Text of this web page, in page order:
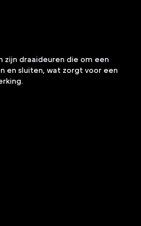
zijn draaideuren die om een
en sluiten, wat zorgt voor een